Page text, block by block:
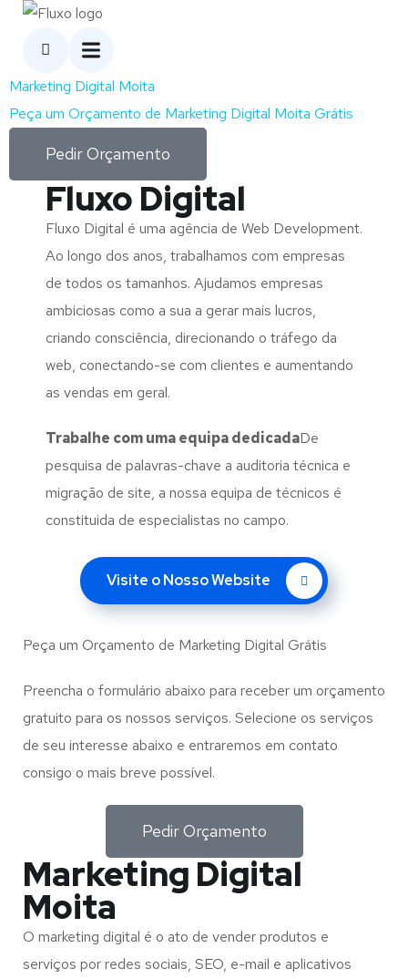
Marketing Digital Moita
Peça um Orçamento de Marketing Digital Moita Grátis
Pedir Orçamento
Fluxo Digital
Fluxo Digital é uma agência de Web Development.
Ao longo dos anos, trabalhamos com empresas
de todos os tamanhos. Ajudamos empresas
ambiciosas como a sua a gerar mais lucros,
criando consciência, direcionando o tráfego da
web, conectando-se com clientes e aumentando
as vendas em geral.
Trabalhe com umaequipa dedicadaDe
pesquisa de palavras-chave a auditoria técnica e
migração de site, a nossa equipa de técnicos é
constituida de especialistas no campo.
Visite o Nosso Website
Peça um Orçamento de Marketing Digital Grátis
Preencha o formulário abaixo para receber um orçamento
gratuito para os nossos serviços. Selecione os serviços
de seu interesse abaixo e entraremos em contato
consigo o mais breve possível.
Pedir Orçamento
Marketing Digital
Moita
O marketing digital é o ato de vender produtos e
serviços por redes sociais, SEO, e-mail e aplicativos